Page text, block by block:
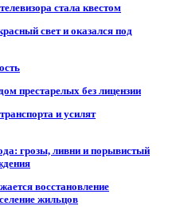
стала квестом
свет и оказался под
престарелых без лицензии
и усилят
грозы, ливни и порывистый
восстановление
жильцов